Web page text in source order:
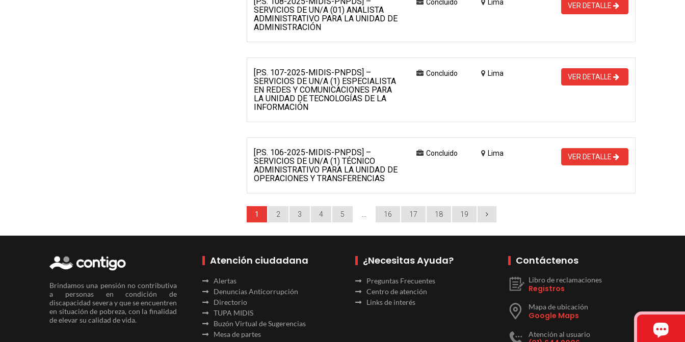
SERVICIOS DE UN/A (01) ANALISTA
ADMINISTRATIVO PARA LA UNIDAD DE
ADMINISTRACIÓN
Concluido Lima VER DETALLE
[P.S. 107-2025-MIDIS-PNPDS] –
SERVICIOS DE UN/A (1) ESPECIALISTA
EN REDES Y COMUNICACIONES PARA
LA UNIDAD DE TECNOLOGÍAS DE LA
INFORMACIÓN
Concluido Lima VER DETALLE
[P.S. 106-2025-MIDIS-PNPDS] –
SERVICIOS DE UN/A (1) TÉCNICO
ADMINISTRATIVO PARA LA UNIDAD DE
OPERACIONES Y TRANSFERENCIAS
Concluido Lima VER DETALLE
1 2 3 4 5 16 17 18 19
Brindamos una pensión no contributiva
a personas en condición de
discapacidad severa y que se encuentren
en situación de pobreza, con la finalidad
de elevar su calidad de vida.
Atención ciudadana
Alertas
Denuncias Anticorrupción
Directorio
TUPA MIDIS
Buzón Virtual de Sugerencias
Mesa de partes
¿Necesitas Ayuda?
Preguntas Frecuentes
Centro de atención
Links de interés
Contáctenos
Libro de reclamaciones
Registros
Mapa de ubicación
Google Maps
Atención al usuario